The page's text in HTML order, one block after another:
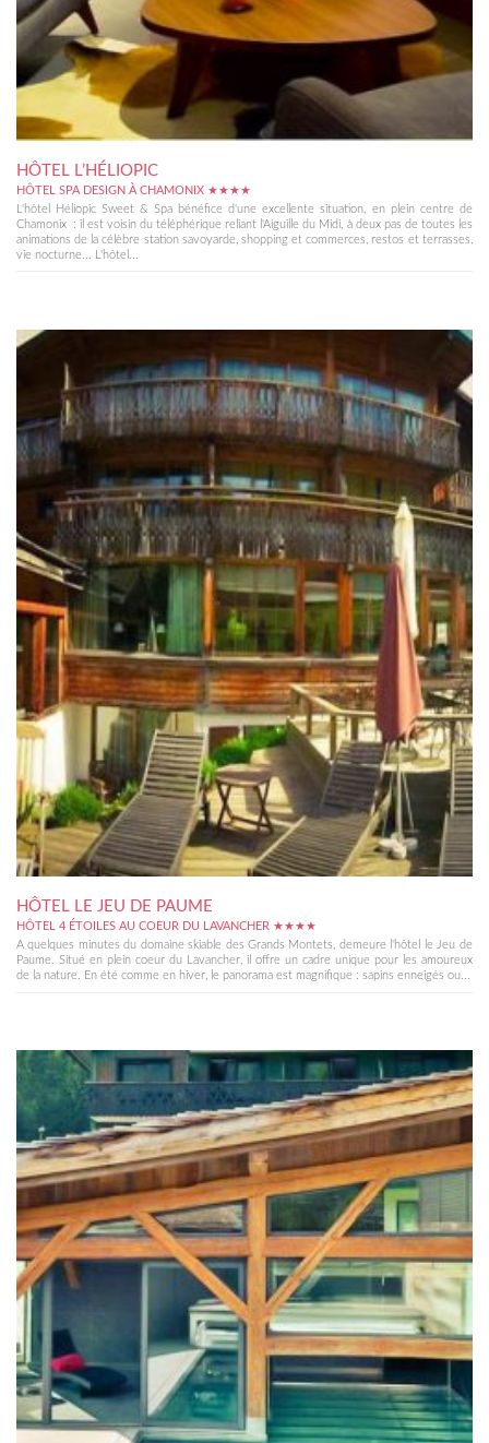
HÔTEL L’HÉLIOPIC
HÔTEL SPA DESIGN À CHAMONIX ★★★★
L'hôtel Héliopic Sweet & Spa bénéfice d'une excellente situation, en plein centre de
Chamonix : il est voisin du téléphérique reliant l'Aiguille du Midi, à deux pas de toutes les
animations de la célèbre station savoyarde, shopping et commerces, restos et terrasses,
vie nocturne... L'hôtel...
HÔTEL LE JEU DE PAUME
HÔTEL 4 ÉTOILES AU COEUR DU LAVANCHER ★★★★
A quelques minutes du domaine skiable des Grands Montets, demeure l'hôtel le Jeu de
Paume. Situé en plein coeur du Lavancher, il offre un cadre unique pour les amoureux
de la nature. En été comme en hiver, le panorama est magnifique : sapins enneigés ou...